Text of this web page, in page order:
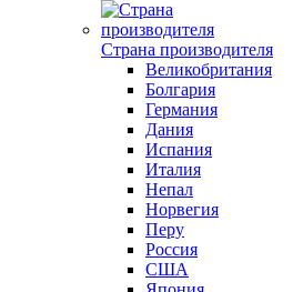
Страна производителя
Великобритания
Болгария
Германия
Дания
Испания
Италия
Непал
Норвегия
Перу
Россия
США